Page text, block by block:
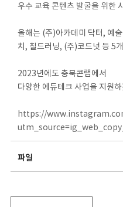
우수 교육 콘텐츠 발굴을 위한
올해는 (주)아카데미 닥터, 예
치, 칠드러닝, (주)코드넛 등 5
2023년에도 충북콘랩에서
다양한 에듀테크 사업을 지원
https://
파일